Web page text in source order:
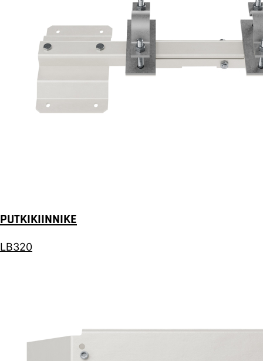
PUTKIKIINNIKE
LB320